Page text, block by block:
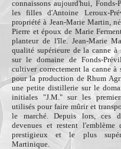
connaissons aujourd'hui,
les filles d'Antoine Leroux-
propriété à Jean-Marie Martin,
Pierre et époux de Marie
planteur de l'île. Jean-Marie
qualité supérieure de la canne
sur le domaine de Fonds-
cultiver correctement la canne à
pour la production de Rhum
une petite distillerie sur le
initiales "J.M." sur les
utilisés pour faire mûrir et
le marché. Depuis lors, ces
devenues et restent
prestigieux et le plus
Martinique.